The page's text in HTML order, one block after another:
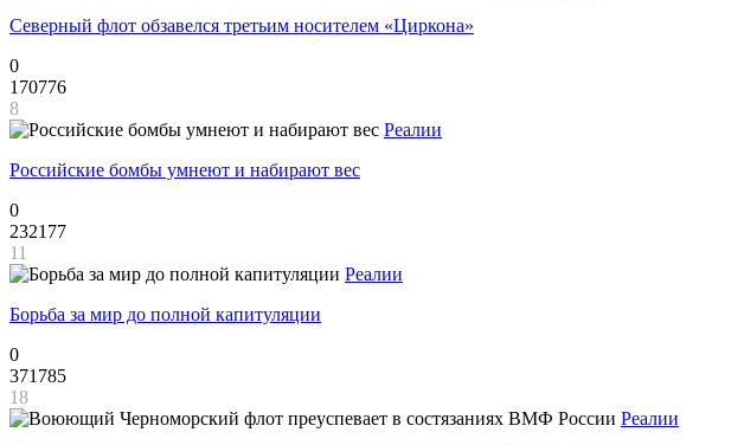
Северный флот обзавелся третьим носителем «Циркона»
0
170776
8
Реалии
Российские бомбы умнеют и набирают вес
0
232177
11
Реалии
Борьба за мир до полной капитуляции
0
371785
18
Реалии